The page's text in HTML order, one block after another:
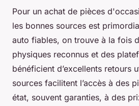
Pour un achat de pièces
les bonnes sources est
auto fiables, on trouve à la fois
physiques reconnus et des
bénéficient d’excellents retours
sources facilitent l’accès à des
état, souvent garanties, à des